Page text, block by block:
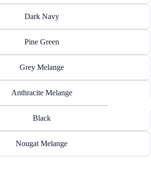
Dark Navy
Pine Green
Grey Melange
Anthracite Melange
Black
Nougat Melange